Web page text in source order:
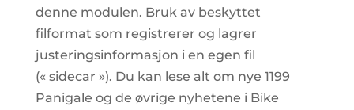
denne modulen. Bruk av beskyttet
filformat som registrerer og lagrer
justeringsinformasjon i en egen fil
(« sidecar »). Du kan lese alt om nye 1199
Panigale og de øvrige nyhetene i Bike